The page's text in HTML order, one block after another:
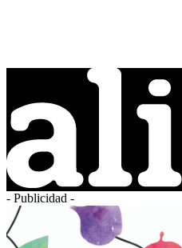
- Publicidad -